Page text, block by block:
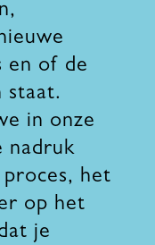
en of de
staat.
in onze
nadruk
het
op het
je